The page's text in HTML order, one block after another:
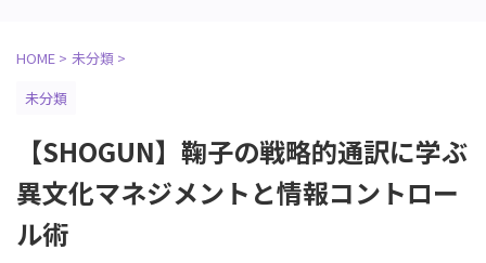
HOME > 未分類 >
未分類
【SHOGUN】鞠子の戦略的通訳に学ぶ
異文化マネジメントと情報コントロー
ル術